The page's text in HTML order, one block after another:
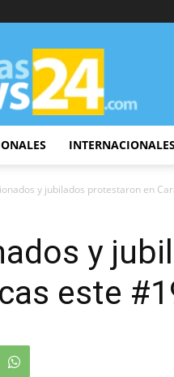
CaracasNews24
INTERNACIONALES
y jubilados protestaron en
y
este